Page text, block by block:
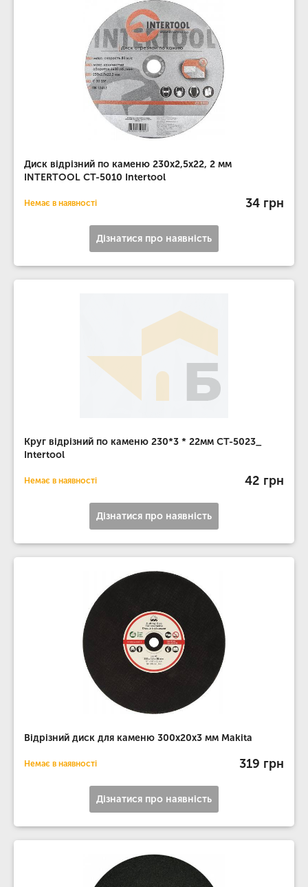
Диск відрізний по каменю 230x2,5x22, 2 мм
INTERTOOL CT-5010 Intertool
Немає в наявності 34 грн
Дізнатися про наявність
Круг відрізний по каменю 230*3 * 22мм CT-5023_
Intertool
Немає в наявності 42 грн
Дізнатися про наявність
Відрізний диск для каменю 300х20х3 мм Makita
Немає в наявності 319 грн
Дізнатися про наявність